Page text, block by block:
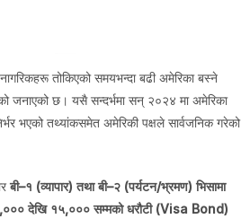
तोकिएको समयभन्दा बढी अमेरिका बस्ने
जनाएको छ। यसै सन्दर्भमा सन् २०२४ मा अमेरिका
भएको तथ्यांकसमेत अमेरिकी पक्षले सार्वजनिक गरेको
बी–१ (व्यापार) तथा बी–२ (पर्यटन/भ्रमण) भिसामा
देखि १५,००० सम्मको धरौटी (Visa Bond)